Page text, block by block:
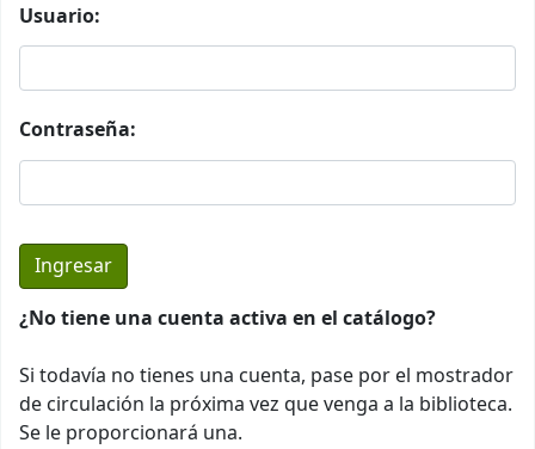
Usuario:
Contraseña:
¿No tiene una cuenta activa en el catálogo?
Si todavía no tienes una cuenta, pase por el mostrador
de circulación la próxima vez que venga a la biblioteca.
Se le proporcionará una.